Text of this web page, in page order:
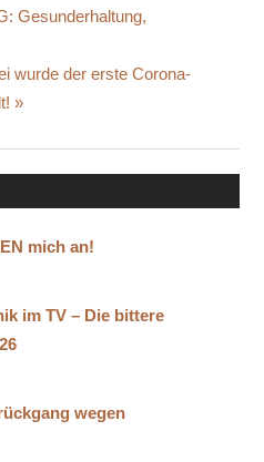
Gesunderhaltung,
wurde der erste Corona-
mich an!
im TV – Die bittere
wegen